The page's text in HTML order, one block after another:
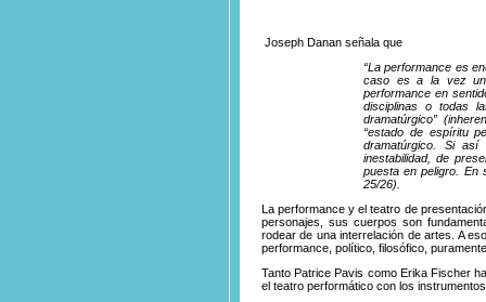
Joseph Danan señala que
“La performance es
caso es a la vez un
performance en
disciplinas o todas
dramatúrgico”
“estado de espíritu
dramatúrgico. Si
inestabilidad, de
puesta en peligro. En
25/26).
La performance y el teatro de
personajes, sus cuerpos son
rodear de una interrelación de artes. A
performance, político, filosófico,
Tanto Patrice Pavis como Erika Fischer
el teatro performático con los